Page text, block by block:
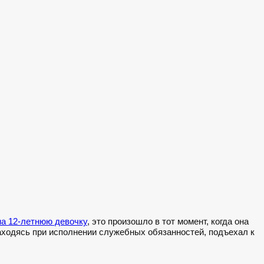
12-летнюю девочку, это произошло в тот момент, когда она
при исполнении служебных обязанностей, подъехал к